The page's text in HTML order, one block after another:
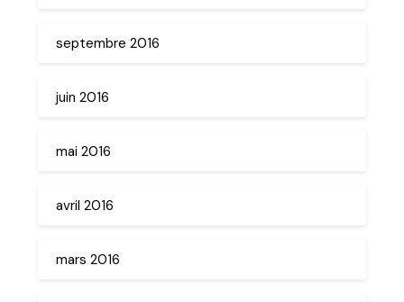
septembre 2016
juin 2016
mai 2016
avril 2016
mars 2016